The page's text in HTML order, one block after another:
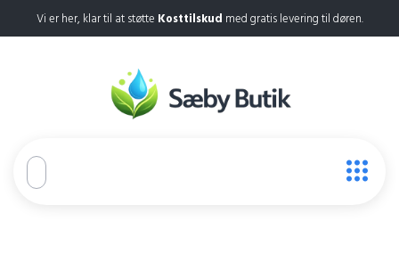
Vi er her, klar til at støtte Kosttilskud med gratis levering til døren.